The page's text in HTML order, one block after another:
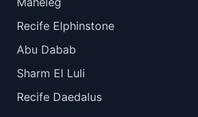
Recife Elphinstone
Abu Dabab
Sharm El Luli
Recife Daedalus